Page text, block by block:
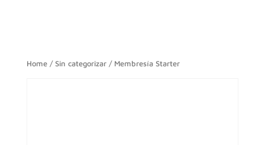
Home/ Sin categorizar/ Membresía Starter